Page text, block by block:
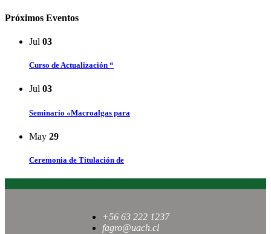
Próximos Eventos
Jul 03
Curso de Actualización “
Jul 03
Seminario «Macroalgas para
May 29
Ceremonia de Titulación de
+56 63 222 1237
fagro@uach.cl